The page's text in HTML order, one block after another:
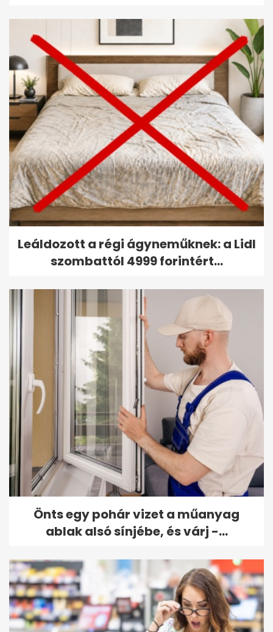
Leáldozott a régi ágyneműknek: a Lidl
szombattól 4999 forintért...
Önts egy pohár vizet a műanyag
ablak alsó sínjébe, és várj -...